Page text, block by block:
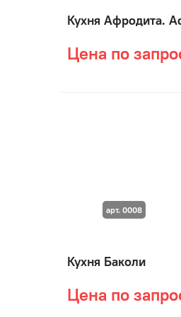
Кухня Афродита.
Цена по
Кухня Баколи
Цена по
арт. 0008